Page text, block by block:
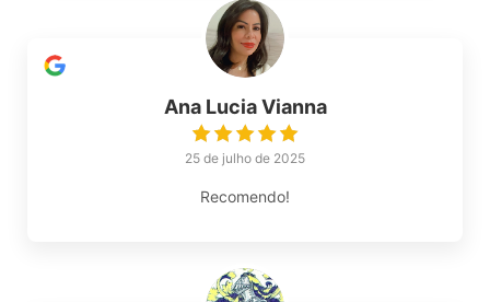
Ana Lucia Vianna
25 de julho de 2025
Recomendo!